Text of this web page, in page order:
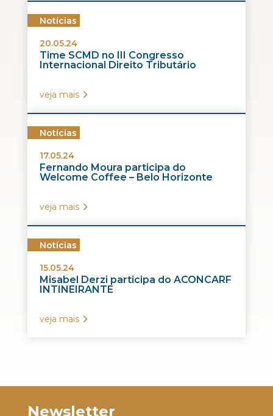
Notícias
20.05.24
Time SCMD no III Congresso
Internacional Direito Tributário
veja mais
Notícias
17.05.24
Fernando Moura participa do
Welcome Coffee – Belo Horizonte
veja mais
Notícias
15.05.24
Misabel Derzi participa do ACONCARF
INTINEIRANTE
veja mais
Newsletter